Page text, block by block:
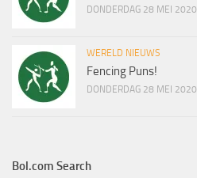
DONDERDAG 28 MEI 2020
WERELD NIEUWS
Fencing Puns!
DONDERDAG 28 MEI 2020
Bol.com Search